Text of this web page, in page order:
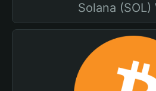
Solana (SOL)